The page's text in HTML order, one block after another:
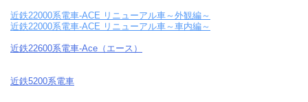
近鉄22000系電車-ACE リニューアル車～外観編～
近鉄22000系電車-ACE リニューアル車～車内編～
近鉄22600系電車-Ace（エース）
近鉄5200系電車